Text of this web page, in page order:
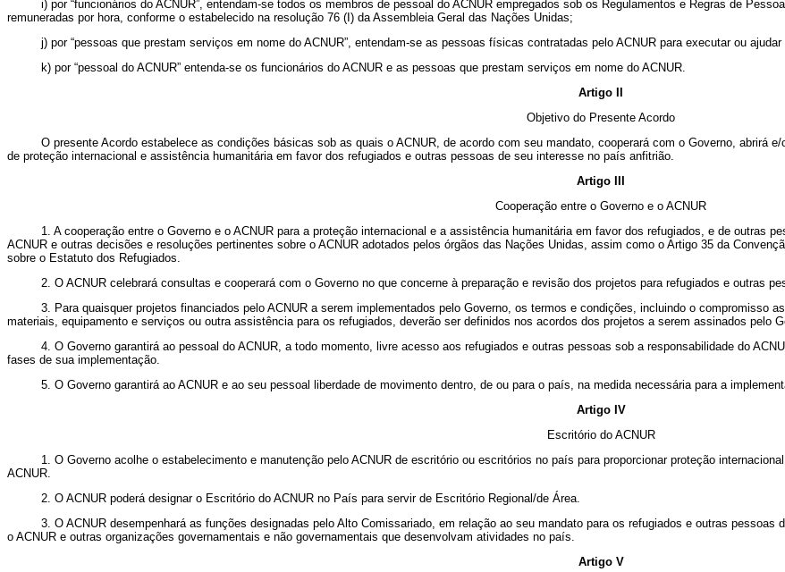
i) por “funcionários do ACNUR”, entendam-se todos os membros de pessoal do ACNUR empregados sob os Regulamentos e Regras de
remuneradas por hora, conforme o estabelecido na resolução 76 (I) da Assembleia Geral das Nações Unidas;
j) por “pessoas que prestam serviços em nome do ACNUR”, entendam-se as pessoas físicas contratadas pelo ACNUR para executar ou
k) por “pessoal do ACNUR” entenda-se os funcionários do ACNUR e as pessoas que prestam serviços em nome do ACNUR.
Artigo II
Objetivo do Presente Acordo
O presente Acordo estabelece as condições básicas sob as quais o ACNUR, de acordo com seu mandato, cooperará com o Governo, abrirá
de proteção internacional e assistência humanitária em favor dos refugiados e outras pessoas de seu interesse no país anfitrião.
Artigo III
Cooperação entre o Governo e o ACNUR
1. A cooperação entre o Governo e o ACNUR para a proteção internacional e a assistência humanitária em favor dos refugiados, e de outras
ACNUR e outras decisões e resoluções pertinentes sobre o ACNUR adotados pelos órgãos das Nações Unidas, assim como o Artigo 35 da
sobre o Estatuto dos Refugiados.
2. O ACNUR celebrará consultas e cooperará com o Governo no que concerne à preparação e revisão dos projetos para refugiados e outras
3. Para quaisquer projetos financiados pelo ACNUR a serem implementados pelo Governo, os termos e condições, incluindo o compromisso
materiais, equipamento e serviços ou outra assistência para os refugiados, deverão ser definidos nos acordos dos projetos a serem assinados pelo
4. O Governo garantirá ao pessoal do ACNUR, a todo momento, livre acesso aos refugiados e outras pessoas sob a responsabilidade do
fases de sua implementação.
5. O Governo garantirá ao ACNUR e ao seu pessoal liberdade de movimento dentro, de ou para o país, na medida necessária para a
Artigo IV
Escritório do ACNUR
1. O Governo acolhe o estabelecimento e manutenção pelo ACNUR de escritório ou escritórios no país para proporcionar proteção
ACNUR.
2. O ACNUR poderá designar o Escritório do ACNUR no País para servir de Escritório Regional/de Área.
3. O ACNUR desempenhará as funções designadas pelo Alto Comissariado, em relação ao seu mandato para os refugiados e outras
o ACNUR e outras organizações governamentais e não governamentais que desenvolvam atividades no país.
Artigo V